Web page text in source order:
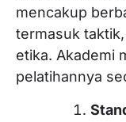
mencakup
termasuk
etika. Akademi
pelatihannya